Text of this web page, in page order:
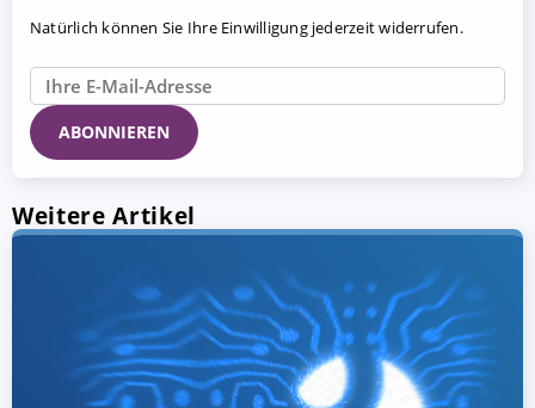
Natürlich können Sie Ihre Einwilligung jederzeit widerrufen.
Weitere Artikel